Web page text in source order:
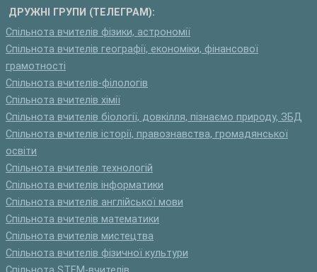
ДРУЖНІ ГРУПИ (ТЕЛЕГРАМ):
Спільнота вчителів фізики, астрономії
Спільнота вчителів географії, економіки, фінансової
грамотності
Спільнота вчителів-філологів
Спільнота вчителів хімії
Спільнота вчителів біології, довкілля, пізнаємо природу, ЗБД
Спільнота вчителів історії, правознавства, громадянської
освіти
Спільнота вчителів технологій
Спільнота вчителів інформатики
Спільнота вчителів англійської мови
Спільнота вчителів математики
Спільнота вчителів мистецтва
Спільнота вчителів фізичної культури